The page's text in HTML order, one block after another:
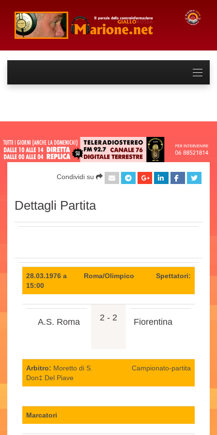
Condividi su
Dettagli Partita
28.03.1976 a
15:00
Roma/Olimpico Spettatori:
A.S. Roma 2 - 2 Fiorentina
Arbitro: Moretto di S.
Don‡ Del Piave
Campionato-partita
Marcatori